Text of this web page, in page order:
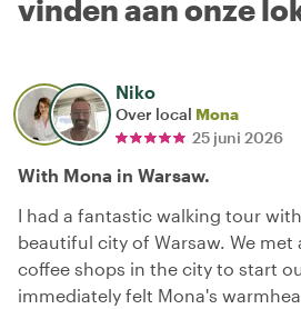
vinden aan onze
Niko
Over local Mona
25 juni 2026
With Mona in Warsaw.
I had a fantastic walking tour
beautiful city of Warsaw. We
coffee shops in the city to start
immediately felt Mona's